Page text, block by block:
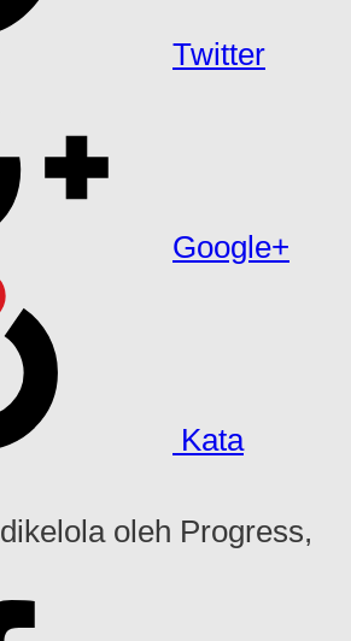
Twitter
Google+
Kata
dikelola oleh Progress,